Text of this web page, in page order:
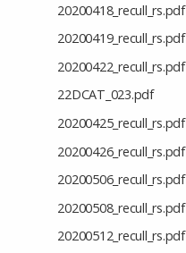
20200418_recull_rs.pdf
20200419_recull_rs.pdf
20200422_recull_rs.pdf
22DCAT_023.pdf
20200425_recull_rs.pdf
20200426_recull_rs.pdf
20200506_recull_rs.pdf
20200508_recull_rs.pdf
20200512_recull_rs.pdf